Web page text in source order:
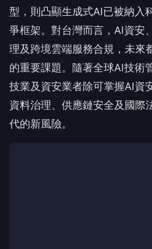
型，則凸顯生成式AI已被納入
爭框架。對台灣而言，AI資安
理及跨境雲端服務合規，未來
的重要課題。隨著全球AI技術
技業及資安業者除可掌握AI資
資料治理、供應鏈安全及國際
代的新風險。